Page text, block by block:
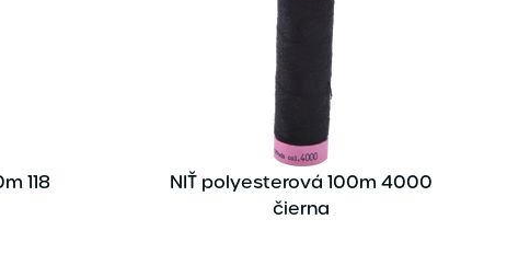
118
NIŤ polyesterová 100m 4000
čierna